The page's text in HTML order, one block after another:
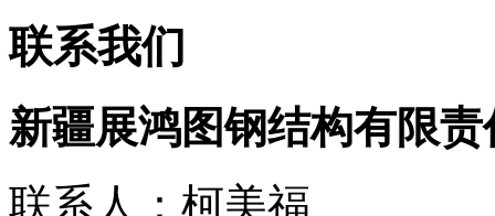
联系我们
新疆展鸿图钢结构有限责
联系人：柯美福